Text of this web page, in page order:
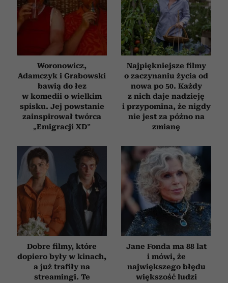
Woronowicz,
Adamczyk i Grabowski
bawią do łez
w komedii o wielkim
spisku. Jej powstanie
zainspirował twórca
„Emigracji XD”
Najpiękniejsze filmy
o zaczynaniu życia od
nowa po 50. Każdy
z nich daje nadzieję
i przypomina, że nigdy
nie jest za późno na
zmianę
Dobre filmy, które
dopiero były w kinach,
a już trafiły na
streamingi. Te
Jane Fonda ma 88 lat
i mówi, że
największego błędu
większość ludzi